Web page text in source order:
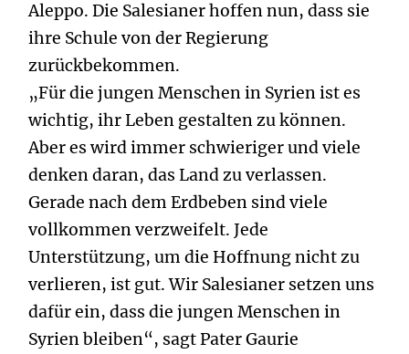
Aleppo. Die Salesianer hoffen nun, dass sie
ihre Schule von der Regierung
zurückbekommen.
„Für die jungen Menschen in Syrien ist es
wichtig, ihr Leben gestalten zu können.
Aber es wird immer schwieriger und viele
denken daran, das Land zu verlassen.
Gerade nach dem Erdbeben sind viele
vollkommen verzweifelt. Jede
Unterstützung, um die Hoffnung nicht zu
verlieren, ist gut. Wir Salesianer setzen uns
dafür ein, dass die jungen Menschen in
Syrien bleiben“, sagt Pater Gaurie